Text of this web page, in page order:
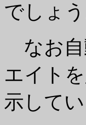
でしょう
なお自
エイト
示してい